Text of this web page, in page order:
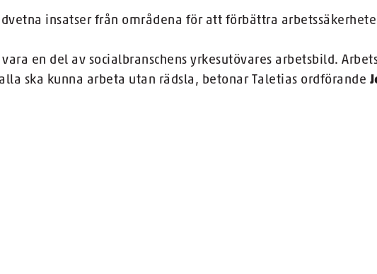
insatser från områdena för att förbättra
en del av socialbranschens yrkesutövares arbetsbild.
ska kunna arbeta utan rädsla, betonar Taletias ordförande